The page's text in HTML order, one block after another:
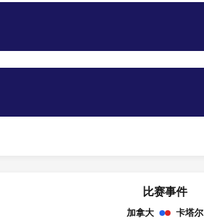
比赛事件
加拿大 卡塔尔